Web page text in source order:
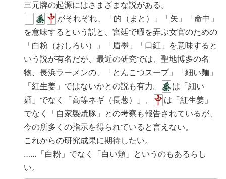
三元牌の起源にはさまざまな説がある。
がそれぞれ、「的（まと）」「矢」「命中」
を意味するという説と、宮廷で暇を弄ぶ女官のための
「白粉（おしろい）」「眉墨」「口紅」を意味すると
いう説が有名だが、最近の研究では、聖地博多の名
物、長浜ラーメンの、「とんこつスープ」「細い麺」
「紅生姜」ではないかとの説も有力。
は「細い
麺」でなく「高等ネギ（長葱）」、
は「紅生姜」
でなく「自家製焼豚」との考察も報告されているが、
今の所多くの指示を得られていると言えない。
これからの研究成果に期待したい。
……「白粉」でなく「白い頬」というのもあるらし
い。